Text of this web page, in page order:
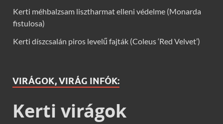
Kerti méhbalzsam lisztharmat elleni védelme (Monarda
fistulosa)
Kerti díszcsalán piros levelű fajták (Coleus ‘Red Velvet’)
VIRÁGOK, VIRÁG INFÓK:
Kerti virágok